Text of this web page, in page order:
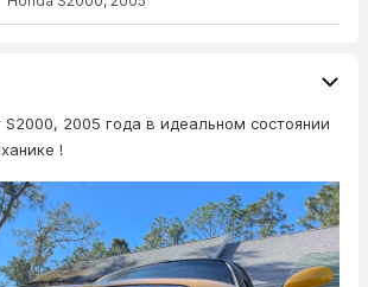
2005 года в идеальном состоянии
!